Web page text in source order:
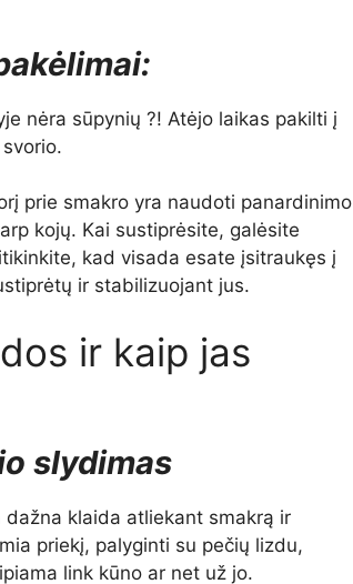
nėra sūpynių ?! Atėjo laikas pakilti į
prie smakro yra naudoti panardinimo
kojų. Kai sustiprėsite, galėsite
kad visada esate įsitraukęs į
ir stabilizuojant jus.
ir kaip jas
slydimas
klaida atliekant smakrą ir
priekį, palyginti su pečių lizdu,
link kūno ar net už jo.